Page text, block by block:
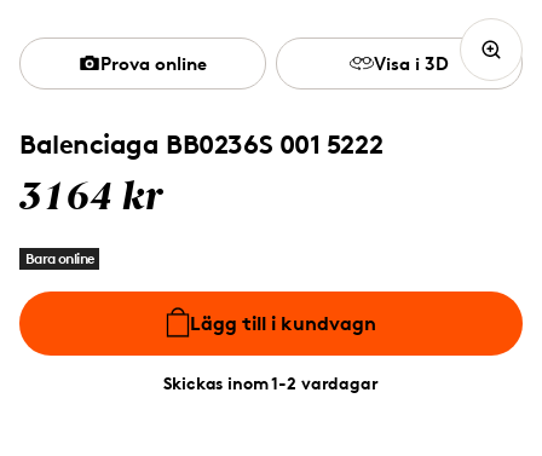
Balenciaga BB0236S 001 5222
3164 kr
Bara online
Lägg till i kundvagn
Skickas inom 1-2 vardagar
Prova online Visa i 3D